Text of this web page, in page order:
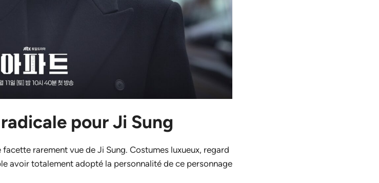
pour Ji Sung
rarement vue de Ji Sung. Costumes luxueux, regard
avoir totalement adopté la personnalité de ce personnage